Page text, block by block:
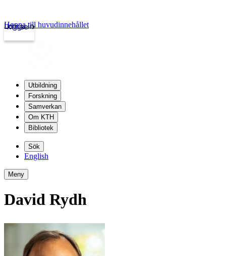
kth.se
Logga in
Hoppa till huvudinnehållet
Utbildning
Forskning
Samverkan
Om KTH
Bibliotek
Sök
English
Meny
David Rydh